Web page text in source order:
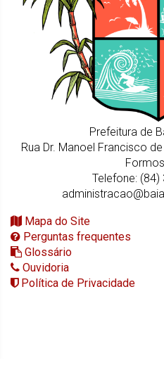
Prefeitura de
Rua Dr. Manoel Francisco
Telefone:
Mapa do Site
Perguntas frequentes
Glossário
Ouvidoria
Política de Privacidade